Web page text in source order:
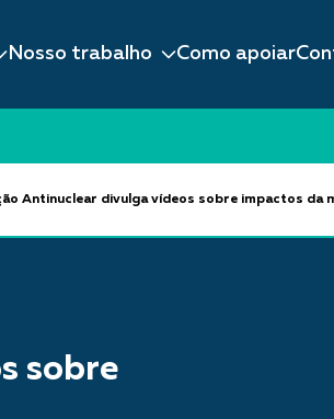
Nosso trabalho Como apoiar
Antinuclear divulga vídeos sobre impactos da
sobre